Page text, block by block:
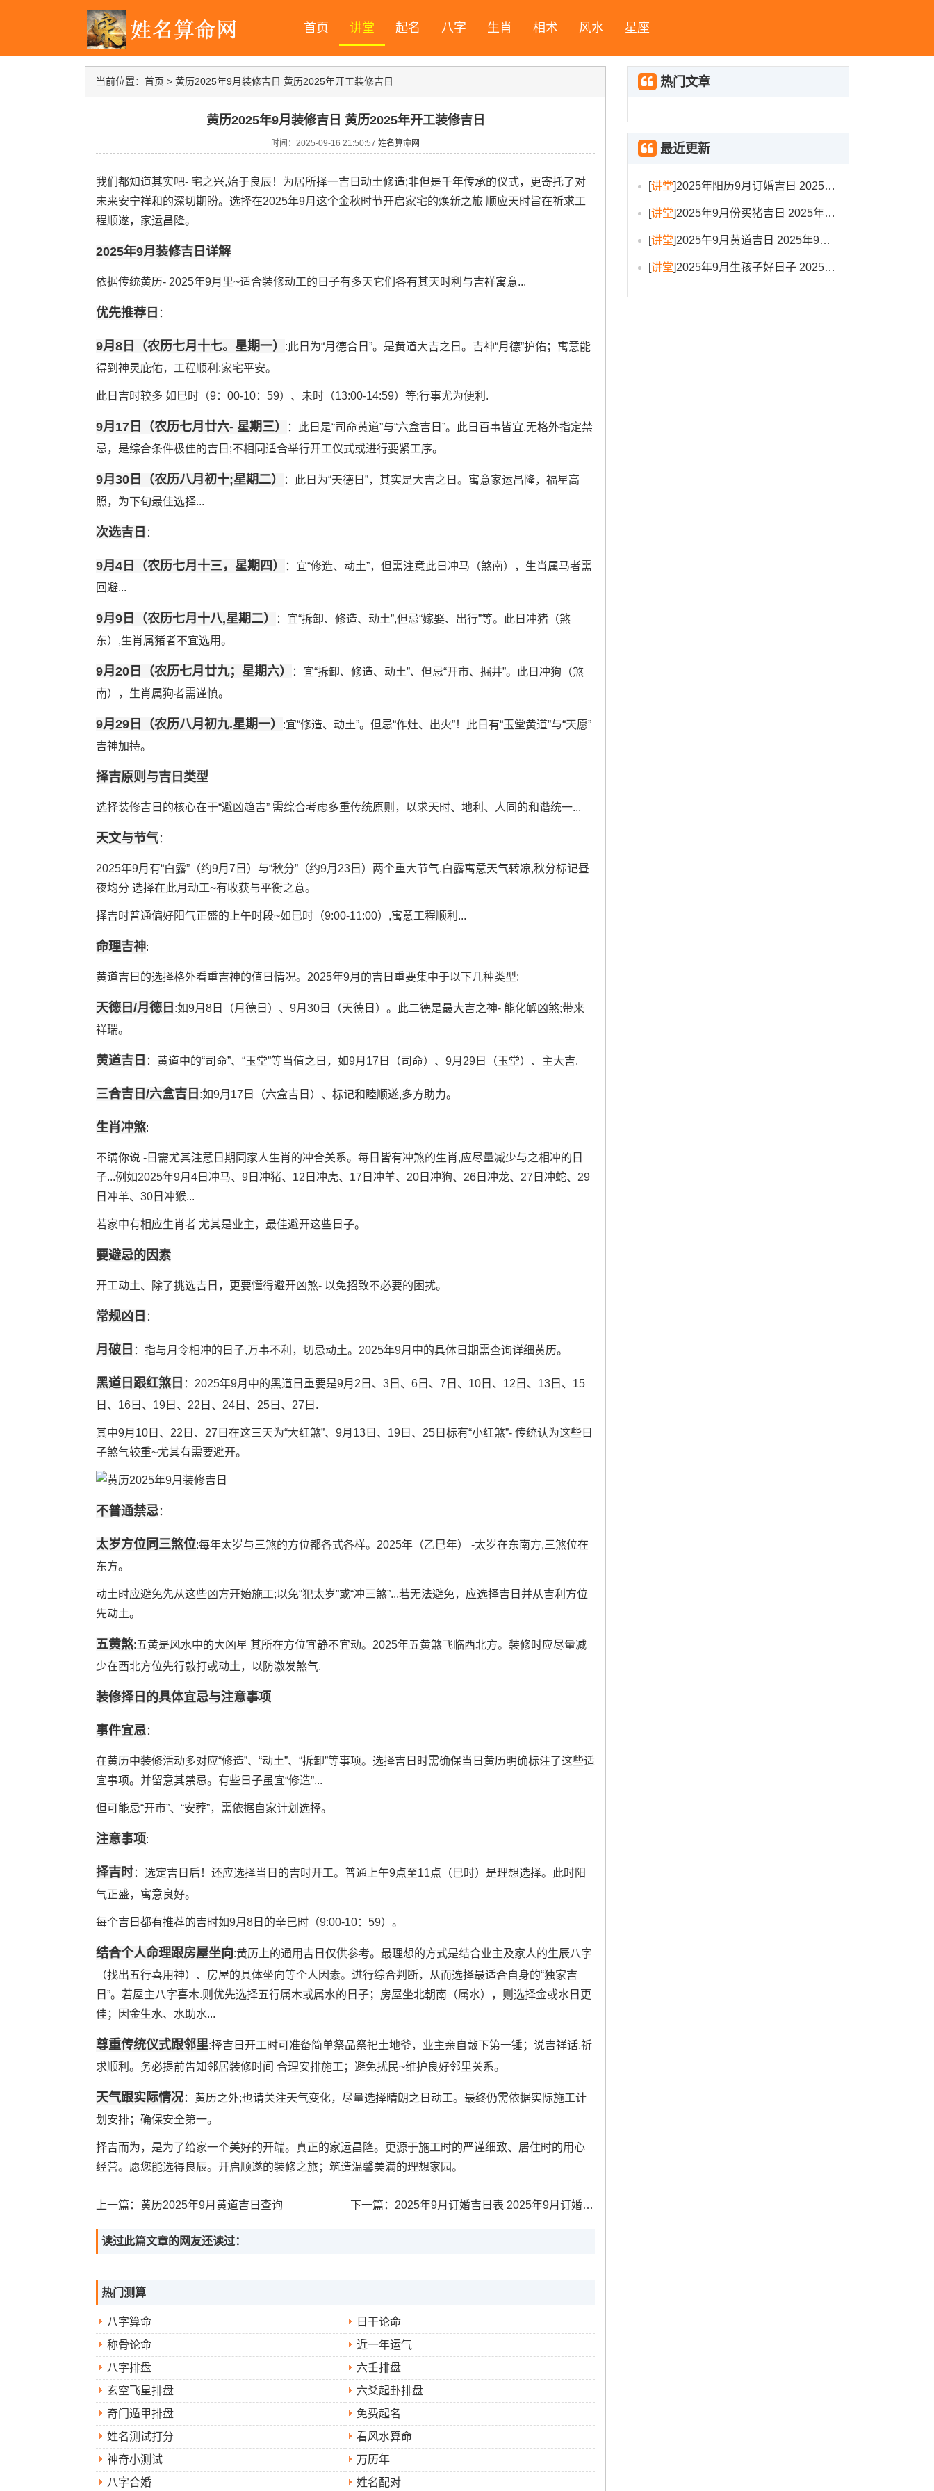
首页 讲堂 起名 八字 生肖 相术 风水 星座
当前位置： 首页 > 黄历2025年9月装修吉日 黄历2025年开工装修吉日
黄历2025年9月装修吉日 黄历2025年开工装修吉日
时间：2025-09-16 21:50:57 姓名算命网
我们都知道其实吧- 宅之兴,始于良辰！为居所择一吉日动土修造;非但是千年传承的仪式，更寄托了对
未来安宁祥和的深切期盼。选择在2025年9月这个金秋时节开启家宅的焕新之旅 顺应天时旨在祈求工
程顺遂，家运昌隆。
2025年9月装修吉日详解
依据传统黄历- 2025年9月里~适合装修动工的日子有多天它们各有其天时利与吉祥寓意...
优先推荐日 ：
9月8日（农历七月十七。星期一）
:此日为“月德合日”。是黄道大吉之日。吉神“月德”护佑；寓意能
得到神灵庇佑，工程顺利;家宅平安。
此日吉时较多 如巳时（9：00-10：59）、未时（13:00-14:59）等;行事尤为便利.
9月17日（农历七月廿六- 星期三）
：此日是“司命黄道”与“六盒吉日”。此日百事皆宜,无格外指定禁
忌，是综合条件极佳的吉日;不相同适合举行开工仪式或进行要紧工序。
9月30日（农历八月初十;星期二）
：此日为“天德日”，其实是大吉之日。寓意家运昌隆，福星高
照，为下旬最佳选择...
次选吉日 ：
9月4日（农历七月十三，星期四）
：宜“修造、动土”，但需注意此日冲马（煞南），生肖属马者需
回避...
9月9日（农历七月十八,星期二）
：宜“拆卸、修造、动土”,但忌“嫁娶、出行”等。此日冲猪（煞
东）,生肖属猪者不宜选用。
9月20日（农历七月廿九；星期六）
：宜“拆卸、修造、动土”、但忌“开市、掘井”。此日冲狗（煞
南），生肖属狗者需谨慎。
9月29日（农历八月初九.星期一）
:宜“修造、动土”。但忌“作灶、出火”！此日有“玉堂黄道”与“天愿”
吉神加持。
择吉原则与吉日类型
选择装修吉日的核心在于“避凶趋吉” 需综合考虑多重传统原则，以求天时、地利、人同的和谐统一...
天文与节气：
2025年9月有“白露”（约9月7日）与“秋分”（约9月23日）两个重大节气.白露寓意天气转凉,秋分标记昼
夜均分 选择在此月动工~有收获与平衡之意。
择吉时普通偏好阳气正盛的上午时段~如巳时（9:00-11:00）,寓意工程顺利...
命理吉神:
黄道吉日的选择格外看重吉神的值日情况。2025年9月的吉日重要集中于以下几种类型:
天德日/月德日 :如9月8日（月德日）、9月30日（天德日）。此二德是最大吉之神- 能化解凶煞;带来
祥瑞。
黄道吉日 ：黄道中的“司命”、“玉堂”等当值之日，如9月17日（司命）、9月29日（玉堂）、主大吉.
三合吉日/六盒吉日 :如9月17日（六盒吉日）、标记和睦顺遂,多方助力。
生肖冲煞:
不瞒你说 -日需尤其注意日期同家人生肖的冲合关系。每日皆有冲煞的生肖,应尽量减少与之相冲的日
子...例如2025年9月4日冲马、9日冲猪、12日冲虎、17日冲羊、20日冲狗、26日冲龙、27日冲蛇、29
日冲羊、30日冲猴...
若家中有相应生肖者 尤其是业主，最佳避开这些日子。
要避忌的因素
开工动土、除了挑选吉日，更要懂得避开凶煞- 以免招致不必要的困扰。
常规凶日 ：
月破日 ：指与月令相冲的日子,万事不利，切忌动土。2025年9月中的具体日期需查询详细黄历。
黑道日跟红煞日 ：2025年9月中的黑道日重要是9月2日、3日、6日、7日、10日、12日、13日、15
日、16日、19日、22日、24日、25日、27日.
其中9月10日、22日、27日在这三天为“大红煞”、9月13日、19日、25日标有“小红煞”- 传统认为这些日
子煞气较重~尤其有需要避开。
不普通禁忌：
太岁方位同三煞位:每年太岁与三煞的方位都各式各样。2025年（乙巳年） -太岁在东南方,三煞位在
东方。
动土时应避免先从这些凶方开始施工;以免“犯太岁”或“冲三煞”...若无法避免，应选择吉日并从吉利方位
先动土。
五黄煞:五黄是风水中的大凶星 其所在方位宜静不宜动。2025年五黄煞飞临西北方。装修时应尽量减
少在西北方位先行敲打或动土，以防激发煞气.
装修择日的具体宜忌与注意事项
事件宜忌：
在黄历中装修活动多对应“修造”、“动土”、“拆卸”等事项。选择吉日时需确保当日黄历明确标注了这些适
宜事项。并留意其禁忌。有些日子虽宜“修造”...
但可能忌“开市”、“安葬”，需依据自家计划选择。
注意事项:
择吉时：选定吉日后！还应选择当日的吉时开工。普通上午9点至11点（巳时）是理想选择。此时阳
气正盛，寓意良好。
每个吉日都有推荐的吉时如9月8日的辛巳时（9:00-10：59）。
结合个人命理跟房屋坐向:黄历上的通用吉日仅供参考。最理想的方式是结合业主及家人的生辰八字
（找出五行喜用神）、房屋的具体坐向等个人因素。进行综合判断，从而选择最适合自身的“独家吉
日”。若屋主八字喜木.则优先选择五行属木或属水的日子；房屋坐北朝南（属水），则选择金或水日更
佳；因金生水、水助水...
尊重传统仪式跟邻里:择吉日开工时可准备简单祭品祭祀土地爷，业主亲自敲下第一锤；说吉祥话,祈
求顺利。务必提前告知邻居装修时间 合理安排施工；避免扰民~维护良好邻里关系。
天气跟实际情况：黄历之外;也请关注天气变化，尽量选择晴朗之日动工。最终仍需依据实际施工计
划安排；确保安全第一。
择吉而为，是为了给家一个美好的开端。真正的家运昌隆。更源于施工时的严谨细致、居住时的用心
经营。愿您能选得良辰。开启顺遂的装修之旅；筑造温馨美满的理想家园。
上一篇： 黄历2025年9月黄道吉日查询 下一篇： 2025年9月订婚吉日表 2025年9月订婚吉日一览表
读过此篇文章的网友还读过：
热门测算
八字算命
日干论命
称骨论命
近一年运气
八字排盘
六壬排盘
玄空飞星排盘
六爻起卦排盘
奇门遁甲排盘
免费起名
姓名测试打分
看风水算命
神奇小测试
万历年
八字合婚
姓名配对
热门文章
最近更新
[讲堂]2025年阳历9月订婚吉日 2025年9月订婚吉日有哪几天
[讲堂]2025年9月份买猪吉日 2025年9月买猪进圈吉日
[讲堂]2025午9月黄道吉日 2025年9月黄道吉日一览表大全
[讲堂]2025年9月生孩子好日子 2025年9月哪天生孩子比较好